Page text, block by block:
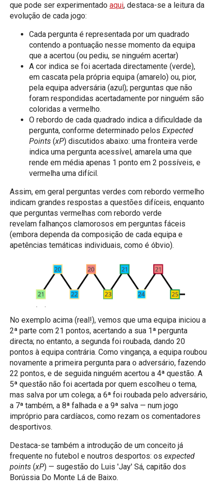
que pode ser experimentado aqui, destaca-se a leitura da
evolução de cada jogo:
Cada pergunta é representada por um quadrado
contendo a pontuação nesse momento da equipa
que a acertou (ou pediu, se ninguém acertar)
A cor indica se foi acertada directamente (verde),
em cascata pela própria equipa (amarelo) ou, pior,
pela equipa adversária (azul); perguntas que não
foram respondidas acertadamente por ninguém são
coloridas a vermelho.
O rebordo de cada quadrado indica a dificuldade da
pergunta, conforme determinado pelos Expected
Points (xP) discutidos abaixo: uma fronteira verde
indica uma pergunta acessível, amarela uma que
rende em média apenas 1 ponto em 2 possíveis, e
vermelha uma difícil.
Assim, em geral perguntas verdes com rebordo vermelho
indicam grandes respostas a questões difíceis, enquanto
que perguntas vermelhas com rebordo verde
revelam falhanços clamorosos em perguntas fáceis
(embora dependa da composição de cada equipa e
apetências temáticas individuais, como é óbvio).
No exemplo acima (real!), vemos que uma equipa iniciou a
2ª parte com 21 pontos, acertando a sua 1ª pergunta
directa; no entanto, a segunda foi roubada, dando 20
pontos à equipa contrária. Como vingança, a equipa roubou
novamente a primeira pergunta para o adversário, fazendo
22 pontos, e de seguida ninguém acertou a 4ª questão. A
5ª questão não foi acertada por quem escolheu o tema,
mas salva por um colega; a 6ª foi roubada pelo adversário,
a 7ª também, a 8ª falhada e a 9ª salva — num jogo
impróprio para cardíacos, como rezam os comentadores
desportivos.
Destaca-se também a introdução de um conceito já
frequente no futebol e noutros desportos: os expected
points (xP) — sugestão do Luis 'Jay' Sá, capitão dos
Borússia Do Monte Lá de Baixo.